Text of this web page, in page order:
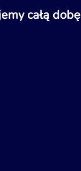
całą dobę